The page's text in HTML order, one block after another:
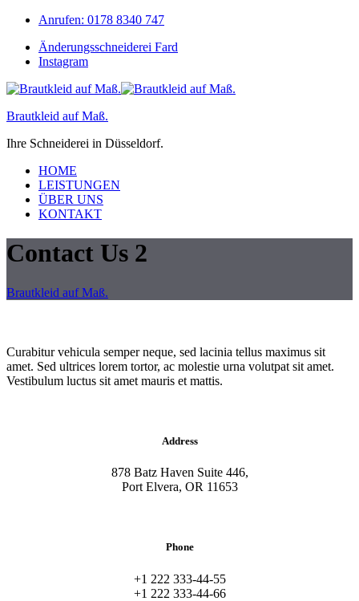
Skip
navigation
Skip
content
Anrufen: 0178 8340 747
Änderungsschneiderei Fard
Instagram
Brautkleid auf Maß.
Ihre Schneiderei in Düsseldorf.
Toggle
Primary
menu
HOME
LEISTUNGEN
ÜBER UNS
KONTAKT
Contact Us 2
Brautkleid auf Maß.
Curabitur vehicula semper neque, sed lacinia tellus maximus sit
amet. Sed ultrices lorem tortor, ac molestie urna volutpat sit amet.
Vestibulum luctus sit amet mauris et mattis.
Address
878 Batz Haven Suite 446,
Port Elvera, OR 11653
Phone
+1 222 333-44-55
+1 222 333-44-66